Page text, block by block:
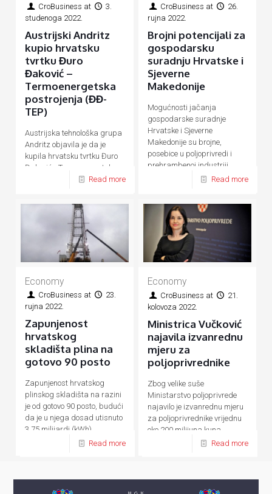
CroBusiness at
3.
studenoga 2022.
Austrijski Andritz
kupio hrvatsku
tvrtku Đuro
Đaković –
Termoenergetska
postrojenja (ĐĐ-
TEP)
Austrijska tehnološka grupa
Andritz objavila je da je
kupila hrvatsku tvrtku Đuro
Đaković - Termoenergetska
postrojenja (ĐĐ-TEP)Read more
CroBusiness at
26.
rujna 2022.
Brojni potencijali za
gospodarsku
suradnju Hrvatske i
Sjeverne
Makedonije
Mogućnosti jačanja
gospodarske suradnje
Hrvatske i Sjeverne
Makedonije su brojne,
posebice u poljoprivredi i
prehrambenoj industriji,
energetici, prometu, turizmu
Read more
Economy
CroBusiness at
23.
rujna 2022.
Zapunjenost
hrvatskog
skladišta plina na
gotovo 90 posto
Zapunjenost hrvatskog
plinskog skladišta na razini
je od gotovo 90 posto, budući
da je u njega dosad utisnuto
3,75 milijardi (kWh)
kilowatsati plina
Read more
Economy
CroBusiness at
21.
kolovoza 2022.
Ministrica Vučković
najavila izvanrednu
mjeru za
poljoprivrednike
Zbog velike suše
Ministarstvo poljoprivrede
najavilo je izvanrednu mjeru
za poljoprivrednike vrijednu
oko 200 milijuna kuna
Read more